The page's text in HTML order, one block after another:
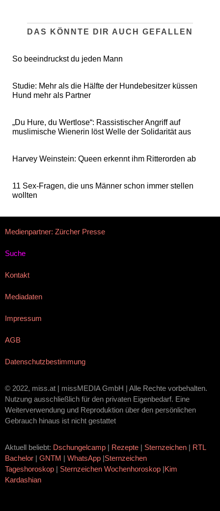
DAS KÖNNTE DIR AUCH GEFALLEN
So beeindruckst du jeden Mann
Studie: Mehr als die Hälfte der Hundebesitzer küssen
Hund mehr als Partner
„Du Hure, du Wertlose“: Rassistischer Angriff auf
muslimische Wienerin löst Welle der Solidarität aus
Harvey Weinstein: Queen erkennt ihm Ritterorden ab
11 Sex-Fragen, die uns Männer schon immer stellen
wollten
Medienpartner: Zürcher Presse
Suche
Kontakt
Mediadaten
Impressum
AGB
Datenschutzbestimmung
© 2022, miss.at | missMEDIA GmbH | Alle Rechte vorbehalten.
Nutzung ausschließlich für den privaten Eigenbedarf. Eine
Weiterverwendung und Reproduktion über den persönlichen
Gebrauch hinaus ist nicht gestattet
Aktuell beliebt: Dschungelcamp | Rezepte | Sternzeichen | RTL
Bachelor | GNTM | WhatsApp |Sternzeichen
Tageshoroskop | Sternzeichen Wochenhoroskop |Kim
Kardashian